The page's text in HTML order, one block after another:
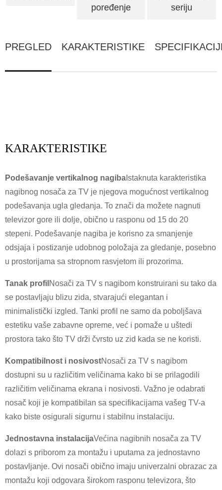
poređenje
seriju
PREGLED KARAKTERISTIKE
KARAKTERISTIKE
Podešavanje vertikalnog nagiba Istaknuta karakteristika
nagibnog nosača za TV je njegova mogućnost vertikalnog
podešavanja ugla gledanja. To znači da možete nagnuti
televizor gore ili dolje, obično u rasponu od 15 do 20
stepeni. Podešavanje nagiba je korisno za smanjenje
odsjaja i postizanje udobnog položaja za gledanje, posebno
u prostorijama sa stropnom rasvjetom ili prozorima.
Tanak profil Nosači za TV s nagibom konstruirani su tako da
se postavljaju blizu zida, stvarajući elegantan i
minimalistički izgled. Tanki profil ne samo da poboljšava
estetiku vaše zabavne opreme, već i pomaže u uštedi
prostora tako što TV drži čvrsto uz zid kada se ne koristi.
Kompatibilnost i nosivostNosači za TV s nagibom
dostupni su u različitim veličinama kako bi se prilagodili
različitim veličinama ekrana i nosivosti. Važno je odabrati
nosač koji je kompatibilan sa specifikacijama vašeg TV-a
kako biste osigurali sigurnu i stabilnu instalaciju.
Jednostavna instalacijaVećina nagibnih nosača za TV
dolazi s priborom za montažu i uputama za jednostavno
postavljanje. Ovi nosači obično imaju univerzalni obrazac za
montažu koji odgovara širokom rasponu televizora, što
×
IZABERITE SVOJ IDENTITET
PODNESITE ZAHTJEV